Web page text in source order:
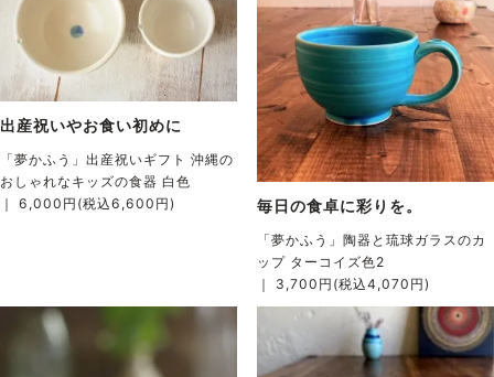
出産祝いやお食い初めに
「夢かふう」出産祝いギフト 沖縄の
おしゃれなキッズの食器 白色
｜ 6,000円(税込6,600円)
毎日の食卓に彩りを。
「夢かふう」陶器と琉球ガラスのカ
ップ ターコイズ色2
｜ 3,700円(税込4,070円)